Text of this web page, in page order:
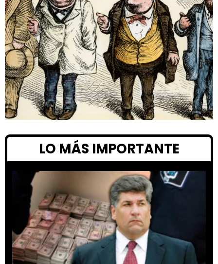
LO MÁS IMPORTANTE